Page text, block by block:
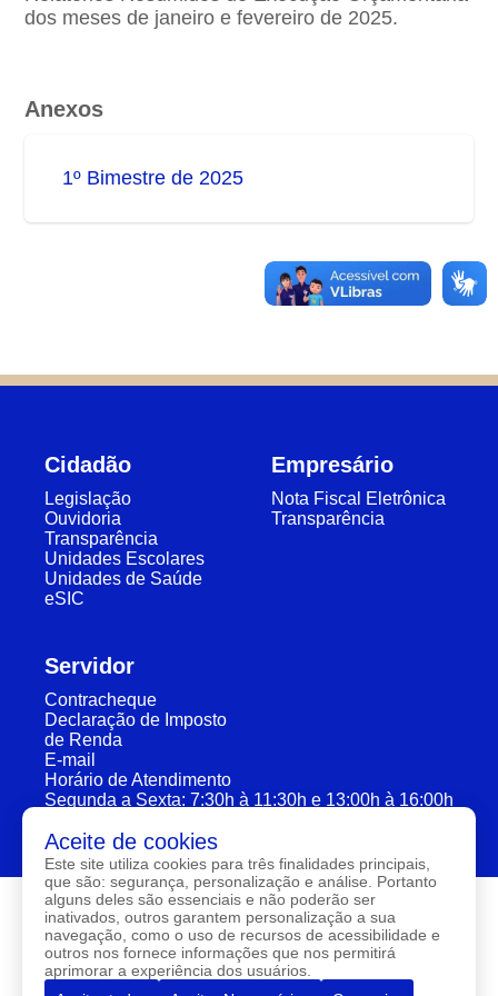
dos meses de janeiro e fevereiro de 2025.
Anexos
1º Bimestre de 2025
Cidadão
Legislação
Ouvidoria
Transparência
Unidades Escolares
Unidades de Saúde
eSIC
Empresário
Nota Fiscal Eletrônica
Transparência
Servidor
Contracheque
Declaração de Imposto
de Renda
E-mail
Horário de Atendimento
Segunda a Sexta: 7:30h à 11:30h e 13:00h à 16:00h
Aceite de cookies
Este site utiliza cookies para três finalidades principais,
que são: segurança, personalização e análise. Portanto
alguns deles são essenciais e não poderão ser
inativados, outros garantem personalização a sua
navegação, como o uso de recursos de acessibilidade e
outros nos fornece informações que nos permitirá
aprimorar a experiência dos usuários.